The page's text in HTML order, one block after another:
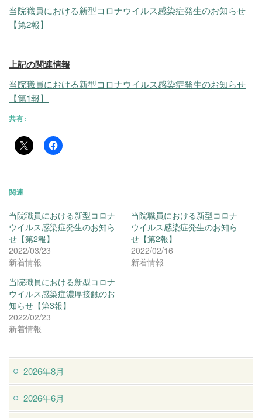
当院職員における新型コロナウイルス感染症発生のお知らせ
【第2報】
上記の関連情報
当院職員における新型コロナウイルス感染症発生のお知らせ
【第1報】
共有:
関連
当院職員における新型コロナ
ウイルス感染症発生のお知ら
せ【第2報】
2022/03/23
新着情報
当院職員における新型コロナ
ウイルス感染症発生のお知ら
せ【第2報】
2022/02/16
新着情報
当院職員における新型コロナ
ウイルス感染症濃厚接触のお
知らせ【第3報】
2022/02/23
新着情報
2026年8月
2026年6月